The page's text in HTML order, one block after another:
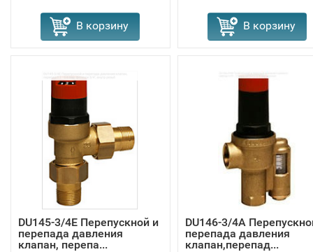
В корзину В корзину
DU145-3/4E Перепускной и
перепада давления
клапан, перепа...
DU146-3/4A
перепада давления
клапан,перепад...